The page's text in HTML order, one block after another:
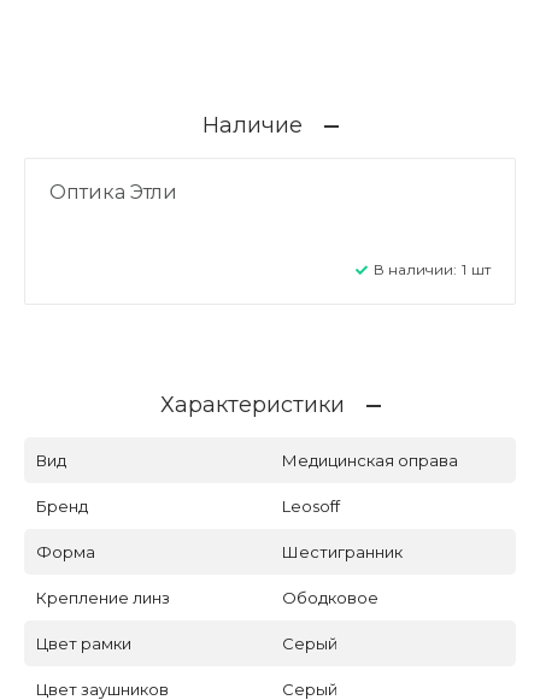
Наличие
Оптика Этли
В наличии: 1 шт
Характеристики
Вид Медицинская оправа
Бренд Leosoff
Форма Шестигранник
Крепление линз Ободковое
Цвет рамки Серый
Цвет заушников Серый